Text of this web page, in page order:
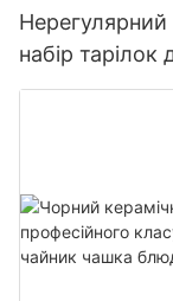
Нерегулярний
набір тарілок
дому, готелю,